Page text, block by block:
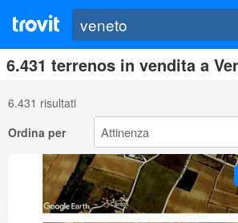
6.431 terrenos in vendita a
6.431 risultati
Ordina per